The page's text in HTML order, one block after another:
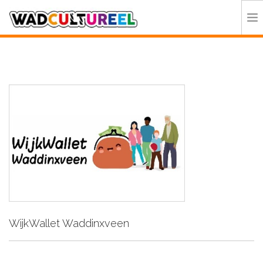
ORGANISATIE
WijkWallet Waddinxveen